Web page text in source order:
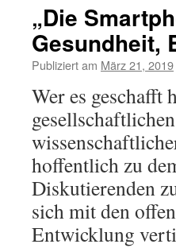
„Die
Gesundheit,
Publiziert am März 21, 2019
Wer es
hoffentlich zu
Diskutierenden
sich mit den
Entwicklung